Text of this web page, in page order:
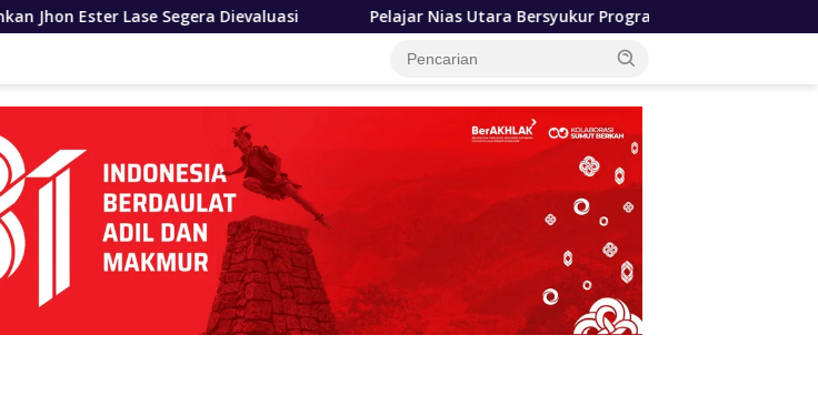
Dievaluasi Pelajar Nias Utara Bersyukur Program Sekolah Gratis Gubernur Bobby Nasution